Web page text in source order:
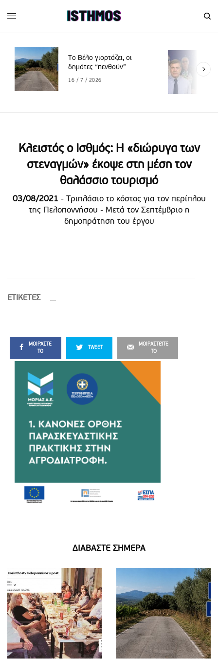
Το Βέλο γιορτάζει, οι
δημότες “πενθούν”
16 / 7 / 2026
Κλειστός ο Ισθμός: H «διώρυγα των
στεναγμών» έκοψε στη μέση τον
θαλάσσιο τουρισμό
03/08/2021 - Τριπλάσιο το κόστος για τον περίπλου
της Πελοποννήσου - Μετά τον Σεπτέμβριο η
δημοπράτηση του έργου
ETIΚΕΤΕΣ
ΜΟΙΡΆΣΤΕ
ΤΟ
TWEET
ΜΟΙΡΑΣΤΕΊΤΕ
ΤΟ
ΔΙΑΒΑΣΤΕ ΣΗΜΕΡΑ